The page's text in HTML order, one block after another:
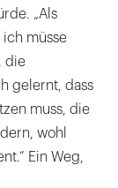
„Als
müsse
die
gelernt, dass
muss, die
wohl
Ein Weg,